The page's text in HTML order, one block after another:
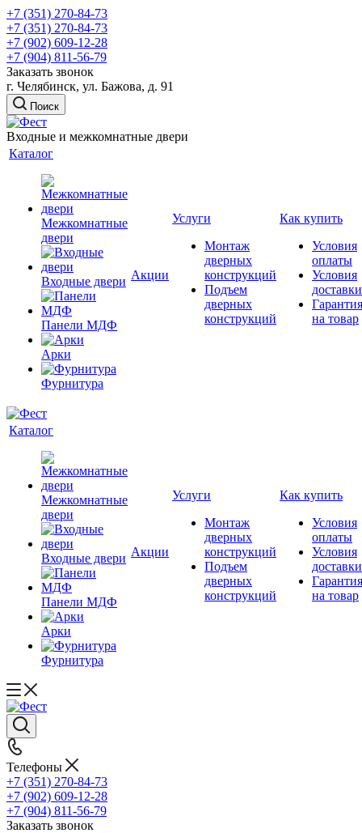
+7 (351) 270-84-73
+7 (351) 270-84-73
+7 (902) 609-12-28
+7 (904) 811-56-79
Заказать звонок
г. Челябинск, ул. Бажова, д. 91
Поиск
Входные и межкомнатные двери
Каталог
Межкомнатные
двери
Входные двери
Панели МДФ
Арки
Фурнитура
Акции
Услуги
Монтаж
дверных
конструкций
Подъем
дверных
конструкций
Как купить
Условия
оплаты
Условия
доставки
Гарантия
на товар
Каталог
Межкомнатные
двери
Входные двери
Панели МДФ
Арки
Фурнитура
Акции
Услуги
Монтаж
дверных
конструкций
Подъем
дверных
конструкций
Как купить
Условия
оплаты
Условия
доставки
Гарантия
на товар
Телефоны
+7 (351) 270-84-73
+7 (902) 609-12-28
+7 (904) 811-56-79
Заказать звонок